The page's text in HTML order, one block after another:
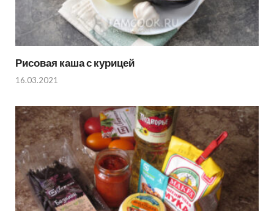
Рисовая каша с курицей
16.03.2021